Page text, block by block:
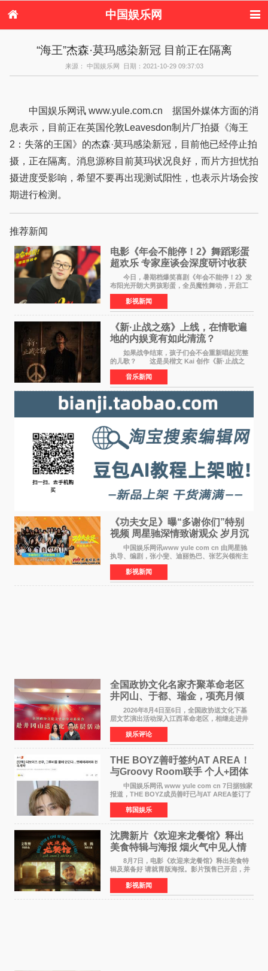
中国娱乐网
港台娱乐
日本娱乐 韩国娱乐
欧美娱乐
音乐新闻 影视新闻
内地明星八卦
“海王”杰森·莫玛感染新冠 目前正在隔离
来源： 中国娱乐网 日期：2021-10-29 09:37:03
中国娱乐网讯 www.yule.com.cn 据国外媒体方面的消
息表示，目前正在英国伦敦Leavesdon制片厂拍摄《海王
2：失落的王国》的杰森·莫玛感染新冠，目前他已经停止拍
摄，正在隔离。消息源称目前莫玛状况良好，而片方担忧拍
摄进度受影响，希望不要再出现测试阳性，也表示片场会按
期进行检测。
推荐新闻
电影《年会不能停！2》舞蹈彩蛋
超欢乐 专家座谈会深度研讨收获
满满
今日，暑期档爆笑喜剧《年会不能停！2》发
布阳光开朗大男孩彩蛋，全员魔性舞动，开启工
位狂欢模式。影片于昨日同步举办专家座谈会，
导演董润年、总制片人应萝佳出席现场，与一众
业内、学界专家
影视新闻
《新·止战之殇》上线，在情歌遍
地的内娱竟有如此清流？
如果战争结束，孩子们会不会重新唱起完整
的儿歌？ 这是吴楷文 Kai 创作《新·止战之
殇》时最初的想法。 从伊朗相关冲突引发的
地区局势，到世界各地仍在发生的动荡与不安，
战争从来不只
音乐新闻
《功夫女足》曝“多谢你们”特别
视频 周星驰深情致谢观众 岁月沉
淀不灭初心
中国娱乐网讯www yule com cn 由周星驰
执导、编剧，张小斐、迪丽热巴、张艺兴领衔主
演，刘嘉玲、佐藤健特别出演，艾米、雪野、蔡
思贝、胡予安、倪好特别介绍的喜剧电影《功夫
女足》释出多谢你
影视新闻
全国政协文化名家齐聚革命老区
井冈山、于都、瑞金，项亮月倾
情献唱《桃花谣》致敬红色沃土
2026年8月4日至6日，全国政协送文化下基
层文艺演出活动深入江西革命老区，相继走进井
冈山、于都长征出发地、瑞金三地。由全国政协
文化文史和学习委员会副主任、甘肃省政协原主
席欧阳坚率团，一
娱乐评论
THE BOYZ善旴签约AT AREA！
与Groovy Room联手 个人+团体
活动并行
中国娱乐网讯 www yule com cn 7日据独家
报道，THE BOYZ成员善旴已与AT AREA签订了
专属合约。AT AREA是由知名制作人组合
Groovy Room创立的hip-hop厂牌，旗下拥有多
位实力派音乐人，在韩
韩国娱乐
沈腾新片《欢迎来龙餐馆》释出
美食特辑与海报 烟火气中见人情
温暖
8月7日，电影《欢迎来龙餐馆》释出美食特
辑及菜备好 请就胃版海报。影片预售已开启，并
将于8月8日至10日14:00-21:00举行全国超前点
映。电影《欢迎来龙餐馆》作为战争美食喜剧大
片，讲述了中国
影视新闻